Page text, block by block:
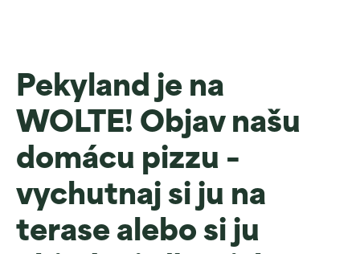
Chata pod Soliskom
Pekyland je na
WOLTE! Objav našu
domácu pizzu –
vychutnaj si ju na
terase alebo si ju